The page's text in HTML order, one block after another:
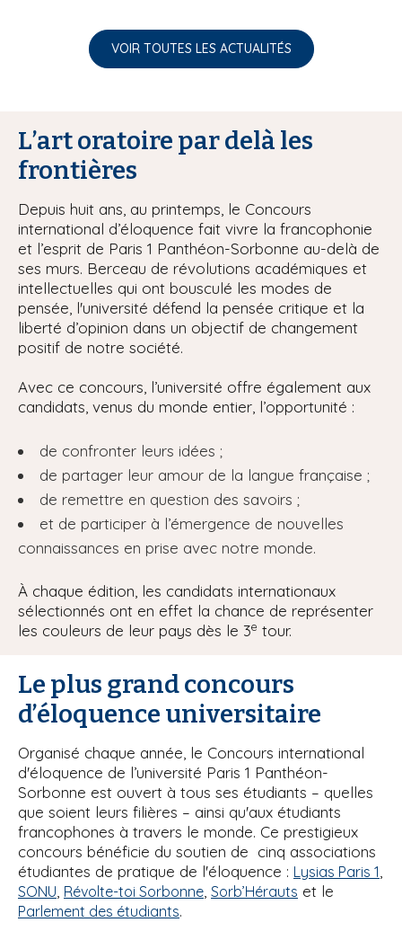
VOIR TOUTES LES ACTUALITÉS
L’art oratoire par delà les
frontières
Depuis huit ans, au printemps, le Concours
international d’éloquence fait vivre la francophonie
et l’esprit de Paris 1 Panthéon-Sorbonne au-delà de
ses murs. Berceau de révolutions académiques et
intellectuelles qui ont bousculé les modes de
pensée, l'université défend la pensée critique et la
liberté d’opinion dans un objectif de changement
positif de notre société.
Avec ce concours, l’université offre également aux
candidats, venus du monde entier, l’opportunité :
de confronter leurs idées ;
de partager leur amour de la langue française ;
de remettre en question des savoirs ;
et de participer à l’émergence de nouvelles
connaissances en prise avec notre monde.
À chaque édition, les candidats internationaux
sélectionnés ont en effet la chance de représenter
les couleurs de leur pays dès le 3e tour.
Le plus grand concours
d’éloquence universitaire
Organisé chaque année, le Concours international
d'éloquence de l’université Paris 1 Panthéon-
Sorbonne est ouvert à tous ses étudiants – quelles
que soient leurs filières – ainsi qu'aux étudiants
francophones à travers le monde. Ce prestigieux
concours bénéficie du soutien de cinq associations
étudiantes de pratique de l'éloquence : Lysias Paris 1
SONU Révolte-toi Sorbonne Sorb’Hérauts et le
Parlement des étudiants.